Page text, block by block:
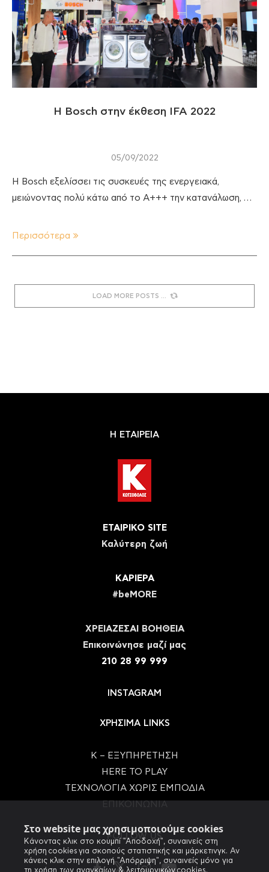
Στο website μας χρησιμοποιούμε cookies
Κάνοντας κλικ στο κουμπί "Αποδοχή", συναινείς στη
χρήση cookies για σκοπούς στατιστικής και μάρκετινγκ. Αν
κάνεις κλικ στην επιλογή "Απόρριψη", συναινείς μόνο για
Η Bosch στην έκθεση IFA 2022
05/09/2022
Η Bosch εξελίσσει τις συσκευές της ενεργειακά,
μειώνοντας πολύ κάτω από το A+++ την κατανάλωση, …
Περισσότερα
LOAD MORE POSTS
Η ΕΤΑΙΡΕΙΑ
ΕΤΑΙΡΙΚΟ SITE
Καλύτερη ζωή
ΚΑΡΙΕΡΑ
#beMORE
ΧΡΕΙΑΖΕΣΑΙ ΒΟΗΘΕΙΑ
Eπικοινώνησε μαζί μας
210 28 99 999
INSTAGRAM
ΧΡΗΣΙΜΑ LINKS
Κ – ΕΞΥΠΗΡΕΤΗΣΗ
HERE TO PLAY
ΤΕΧΝΟΛΟΓΙΑ ΧΩΡΙΣ ΕΜΠΟΔΙΑ
FOLLOW US